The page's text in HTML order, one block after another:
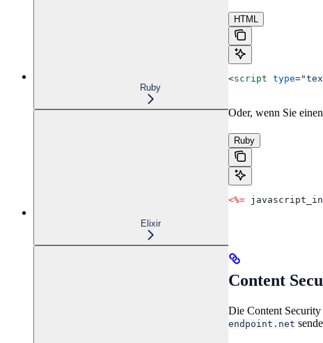
Ruby
Elixir
HTML
<script type=
Oder, wenn Sie
Ruby
<%=
Content
Die Content
endpoint.net